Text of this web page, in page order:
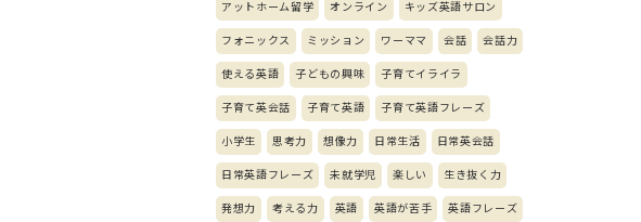
アットホーム留学 オンライン キッズ英語サロン
フォニックス ミッション ワーママ 会話 会話力
使える英語 子どもの興味 子育てイライラ
子育て英会話 子育て英語 子育て英語フレーズ
小学生 思考力 想像力 日常生活 日常英会話
日常英語フレーズ 未就学児 楽しい 生き抜く力
発想力 考える力 英語 英語が苦手 英語フレーズ